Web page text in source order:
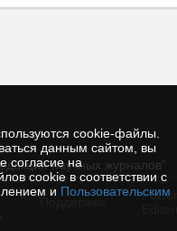
cookie-файлы.
данным сайтом, вы
согласие на
cookie в соответствии с
и Пользовательским
научных журналов"